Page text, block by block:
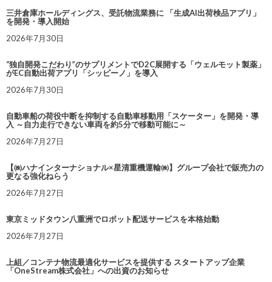
三井倉庫ホールディングス、受託物流業務に 「生成AI出荷検品アプリ」
を開発・導入開始
2026年7月30日
“独自開発こだわり”のサプリメントでD2C展開する「ウェルモット製薬」
がEC自動出荷アプリ「シッピーノ」を導入
2026年7月30日
自動車船の荷役中断を抑制する自動車移動用「スケーター」を開発・導
入 ～自力走行できない車両を約5分で移動可能に～
2026年7月27日
【㈱ハナインターナショナル×星清重機運輸㈱】グループ会社で販売力の
更なる強化ねらう
2026年7月27日
東京ミッドタウン八重洲でロボット配送サービスを本格始動
2026年7月27日
上組／コンテナ物流最適化サービスを提供する スタートアップ企業
「OneStream株式会社」への出資のお知らせ